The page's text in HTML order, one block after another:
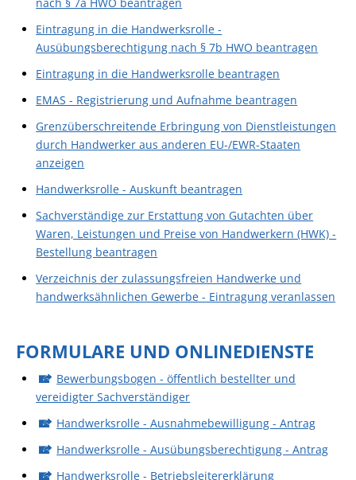
Eintragung in die Handwerksrolle -
Ausübungsberechtigung nach § 7b HWO beantragen
Eintragung in die Handwerksrolle beantragen
EMAS - Registrierung und Aufnahme beantragen
Grenzüberschreitende Erbringung von Dienstleistungen
durch Handwerker aus anderen EU-/EWR-Staaten
anzeigen
Handwerksrolle - Auskunft beantragen
Sachverständige zur Erstattung von Gutachten über
Waren, Leistungen und Preise von Handwerkern (HWK) -
Bestellung beantragen
Verzeichnis der zulassungsfreien Handwerke und
handwerksähnlichen Gewerbe - Eintragung veranlassen
FORMULARE UND ONLINEDIENSTE
Bewerbungsbogen - öffentlich bestellter und
vereidigter Sachverständiger
Handwerksrolle - Ausnahmebewilligung - Antrag
Handwerksrolle - Ausübungsberechtigung - Antrag
Handwerksrolle - Betriebsleitererklärung